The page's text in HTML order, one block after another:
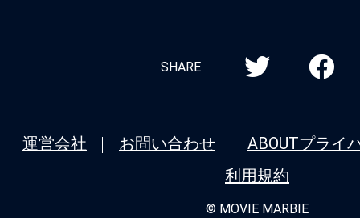
SHARE
運営会社 お問い合わせ ABOUTプライ
利用規約
© MOVIE MARBIE